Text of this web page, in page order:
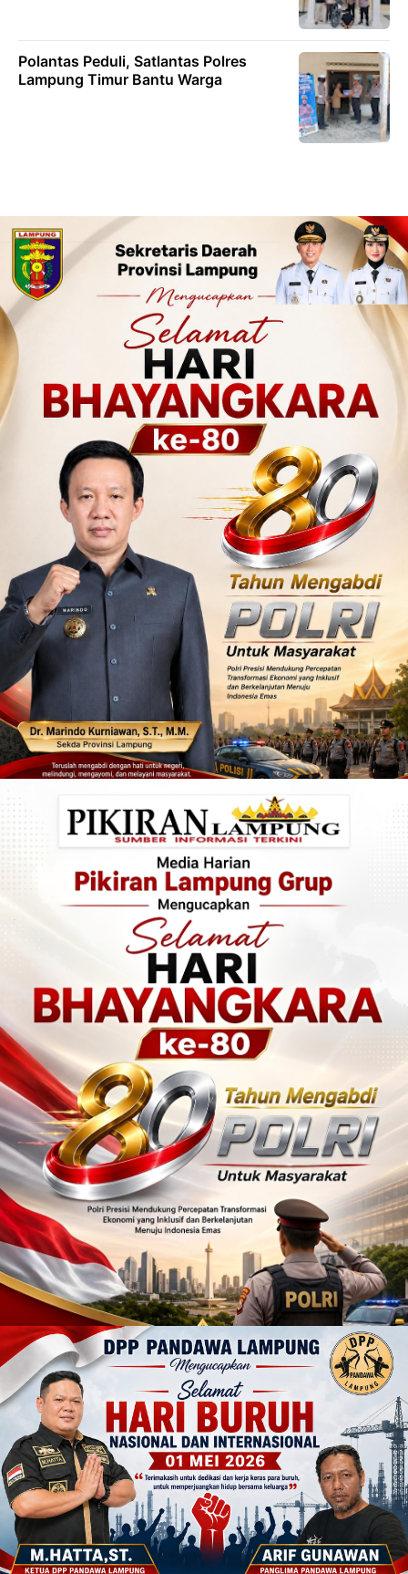
Polantas Peduli, Satlantas Polres
Lampung Timur Bantu Warga